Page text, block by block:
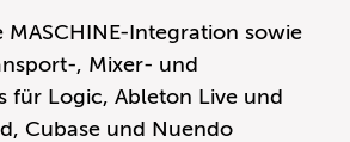
MASCHINE-Integration sowie
, Mixer- und
für Logic, Ableton Live und
Cubase und Nuendo